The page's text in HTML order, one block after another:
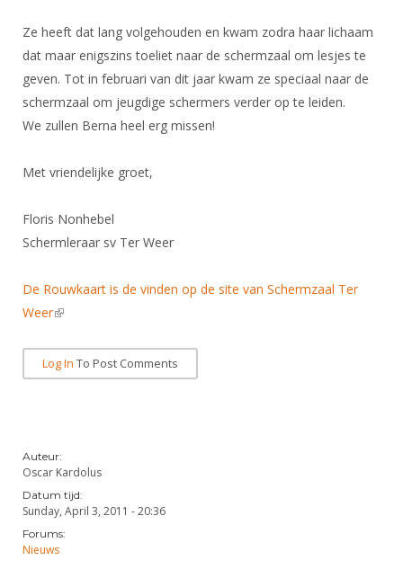
Promotie en logo
Geschiedenis van het schermen
Ze heeft dat lang volgehouden en kwam zodra haar lichaam
dat maar enigszins toeliet naar de schermzaal om lesjes te
geven. Tot in februari van dit jaar kwam ze speciaal naar de
schermzaal om jeugdige schermers verder op te leiden.
We zullen Berna heel erg missen!
Met vriendelijke groet,
Floris Nonhebel
Schermleraar sv Ter Weer
De Rouwkaart is de vinden op de site van Schermzaal Ter
Weer(link is external)
Log In To Post Comments
Auteur:
Oscar Kardolus
Datum tijd:
Sunday, April 3, 2011 - 20:36
Forums:
Nieuws